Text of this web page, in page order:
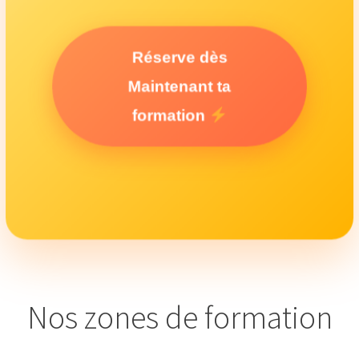
Réserve dès
Maintenant ta
formation
Nos zones de formation